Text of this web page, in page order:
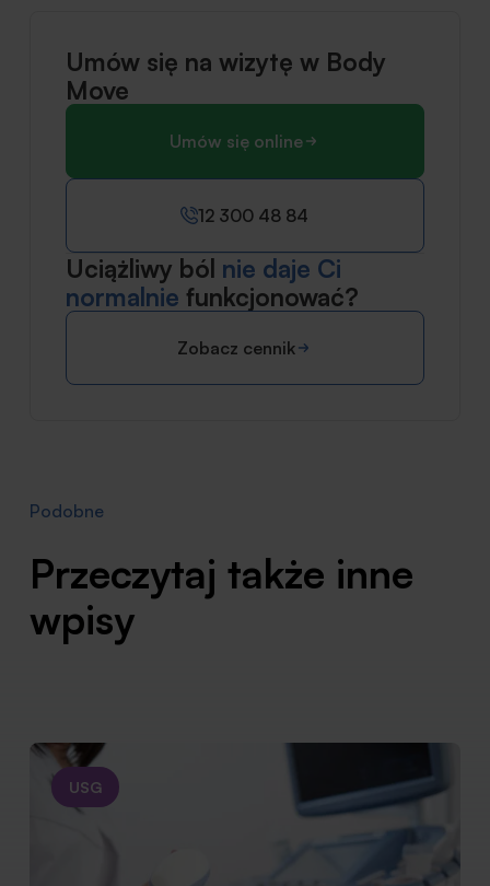
Umów się na wizytę w Body
Move
Umów się online
12 300 48 84
Uciążliwy ból nie daje Ci
normalnie funkcjonować?
Zobacz cennik
Podobne
Przeczytaj także inne
wpisy
USG